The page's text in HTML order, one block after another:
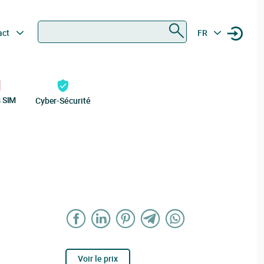
FR
Cyber-Sécurité
Voir le prix